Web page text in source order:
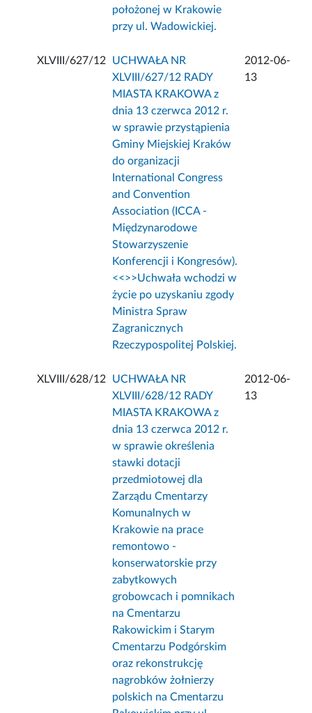
położonej w Krakowie
przy ul. Wadowickiej.
XLVIII/627/12
UCHWAŁA NR
XLVIII/627/12 RADY
MIASTA KRAKOWA z
dnia 13 czerwca 2012 r.
w sprawie przystąpienia
Gminy Miejskiej Kraków
do organizacji
International Congress
and Convention
Association (ICCA -
Międzynarodowe
Stowarzyszenie
Konferencji i Kongresów).
<<>>Uchwała wchodzi w
życie po uzyskaniu zgody
Ministra Spraw
Zagranicznych
Rzeczypospolitej Polskiej.
2012-06-
13
XLVIII/628/12
UCHWAŁA NR
XLVIII/628/12 RADY
MIASTA KRAKOWA z
dnia 13 czerwca 2012 r.
w sprawie określenia
stawki dotacji
przedmiotowej dla
Zarządu Cmentarzy
Komunalnych w
Krakowie na prace
remontowo -
konserwatorskie przy
zabytkowych
grobowcach i pomnikach
na Cmentarzu
Rakowickim i Starym
Cmentarzu Podgórskim
oraz rekonstrukcję
nagrobków żołnierzy
polskich na Cmentarzu
2012-06-
13